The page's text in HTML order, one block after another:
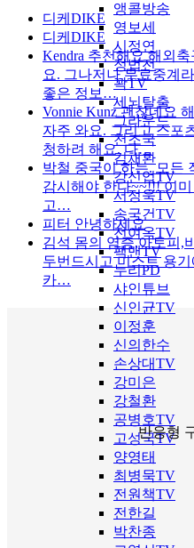
앵콜방송
영보세
시정연
정법전
꽉TV
세뇌탈출
그라운드
천조국
김채환
강신업TV
서정욱TV
송국건TV
전여옥TV
팩맨TV
누리PD
샤인튜브
신인균TV
이정훈
신의한수
손상대TV
강미은
강철환
공병호TV
고성국TV
양영태
최병묵TV
전원책TV
전한길
박찬종
디케DIKE
디케DIKE
Kendra 추천해요 해외
요. 그나저나 무료중계
좋은 정보…
Vonnie Kunz괜찮네요
자주 와요. 그리고 스포
청하려 해요. 다…
박철 중국이 하는. 모든
감시해야 한다~~!!! 이
고…
피터 안녕하세요
김석 몸의 염증,아토피,
두번드시고 미스트 용
카…
반응형